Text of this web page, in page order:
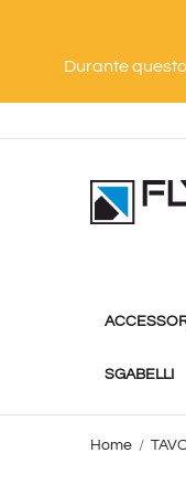
Durante
SGABELLI
Home